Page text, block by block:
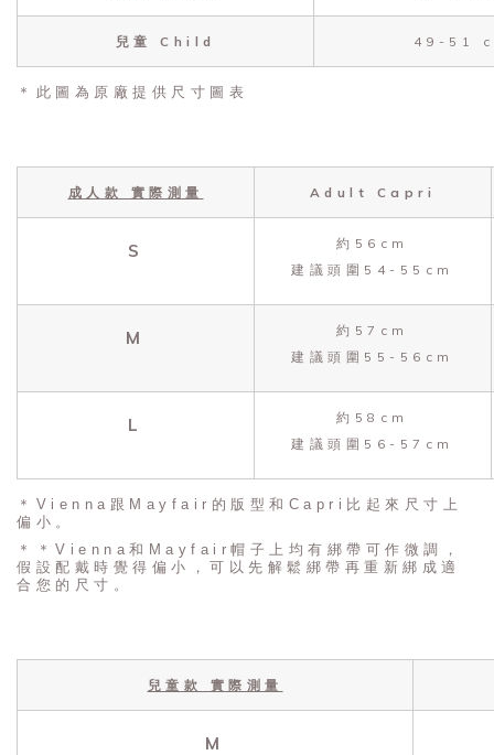
兒童 Child 49-51
＊此圖為原廠提供尺寸圖表
成人款 實際測量 Adult Capri
S
約56cm
建議頭圍54-55cm
M
約57cm
建議頭圍55-56cm
L
約58cm
建議頭圍56-57cm
＊Vienna跟Mayfair的版型和Capri比起來尺寸上
偏小。
＊＊Vienna和Mayfair帽子上均有綁帶可作微調，
假設配戴時覺得偏小，可以先解鬆綁帶再重新綁成適
合您的尺寸。
兒童款 實際測量
M